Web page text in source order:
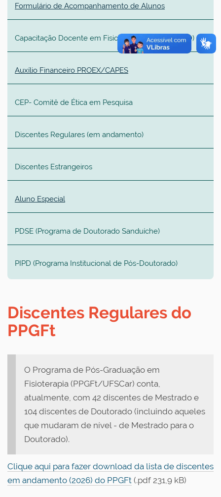
Formulário de Acompanhamento de Alunos
Capacitação Docente em Fisioterapia (antigo PESCD)
Auxílio Financeiro PROEX/CAPES
CEP- Comitê de Ética em Pesquisa
Discentes Regulares (em andamento)
Discentes Estrangeiros
Aluno Especial
PDSE (Programa de Doutorado Sanduíche)
PIPD (Programa Institucional de Pós-Doutorado)
Discentes Regulares do
PPGFt
O Programa de Pós-Graduação em
Fisioterapia (PPGFt/UFSCar) conta,
atualmente, com 42 discentes de Mestrado e
104 discentes de Doutorado (incluindo aqueles
que mudaram de nível - de Mestrado para o
Doutorado).
Clique aqui para fazer download da lista de discentes
em andamento (2026) do PPGFt (.pdf 231,9 kB)